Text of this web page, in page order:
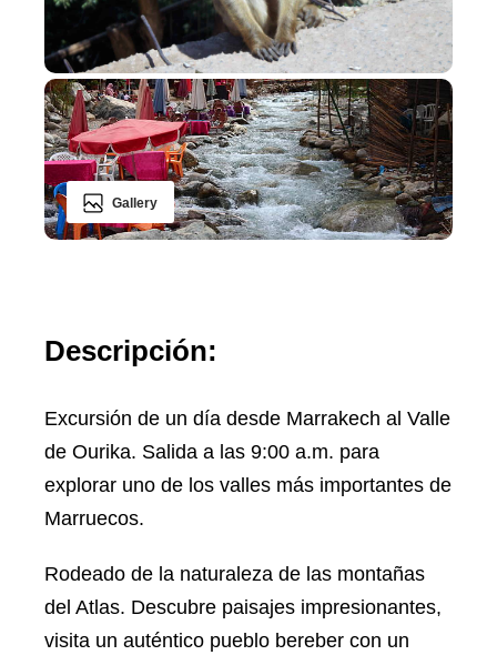
Gallery
Descripción:
Excursión de un día desde Marrakech al Valle
de Ourika. Salida a las 9:00 a.m. para
explorar uno de los valles más importantes de
Marruecos.
Rodeado de la naturaleza de las montañas
del Atlas. Descubre paisajes impresionantes,
visita un auténtico pueblo bereber con un